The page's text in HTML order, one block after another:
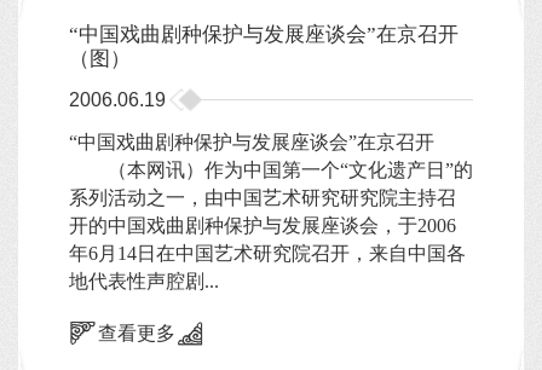
“中国戏曲剧种保护与发展座谈会”在京召开
（图）
2006.06.19
“中国戏曲剧种保护与发展座谈会”在京召开
（本网讯）作为中国第一个“文化遗产日”的
系列活动之一，由中国艺术研究研究院主持召
开的中国戏曲剧种保护与发展座谈会，于2006
年6月14日在中国艺术研究院召开，来自中国各
地代表性声腔剧...
查看更多